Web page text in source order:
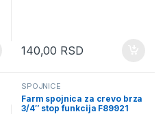
140,00 RSD
SPOJNICE
Farm spojnica za crevo brza
3/4″ stop funkcija F89921